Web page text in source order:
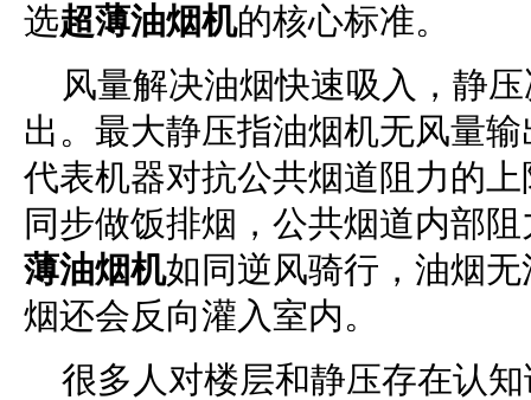
选超薄油烟机的核心标准。
风量解决油烟快速吸入，静
出。最大静压指油烟机无风量
代表机器对抗公共烟道阻力的
同步做饭排烟，公共烟道内部
薄油烟机如同逆风骑行，油烟
烟还会反向灌入室内。
很多人对楼层和静压存在认